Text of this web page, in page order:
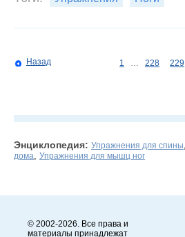
Назад 1 228 229
Энциклопедия: Упражнения для спины
дома
Упражнения для мышц ног
© 2002-2026. Все права и
материалы принадлежат